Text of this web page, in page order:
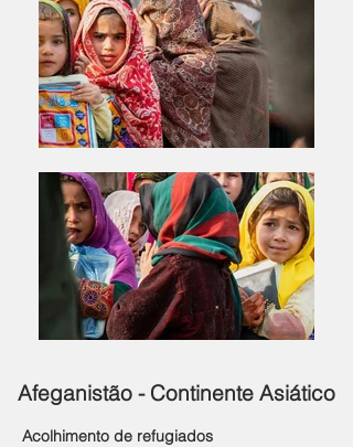
Afeganistão - Continente Asiático
Acolhimento de refugiados